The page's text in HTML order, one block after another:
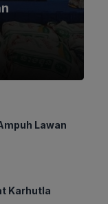
Lawan
Karhutla